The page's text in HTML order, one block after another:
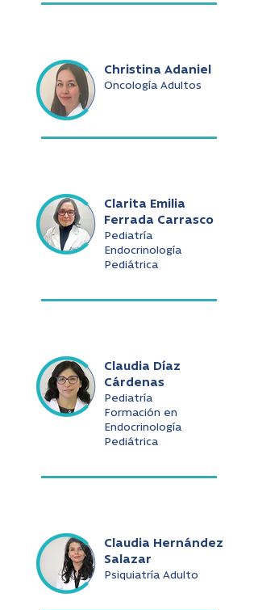
Christina Adaniel
Oncología Adultos
Clarita Emilia
Ferrada Carrasco
Pediatría
Endocrinología
Pediátrica
Claudia Díaz
Cárdenas
Pediatría
Formación en
Endocrinología
Pediátrica
Claudia Hernández
Salazar
Psiquiatría Adulto